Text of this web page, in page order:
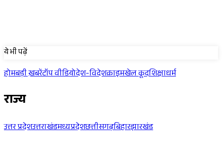
ये भी पढ़ें
होमबड़ी ख़बरेंटॉप वीडियोदेश-विदेशक्राइमखेल कूदशिक्षाधर्म
राज्य
उत्तर प्रदेशउत्तराखंडमध्यप्रदेशछत्तीसगढ़बिहारझारखंड